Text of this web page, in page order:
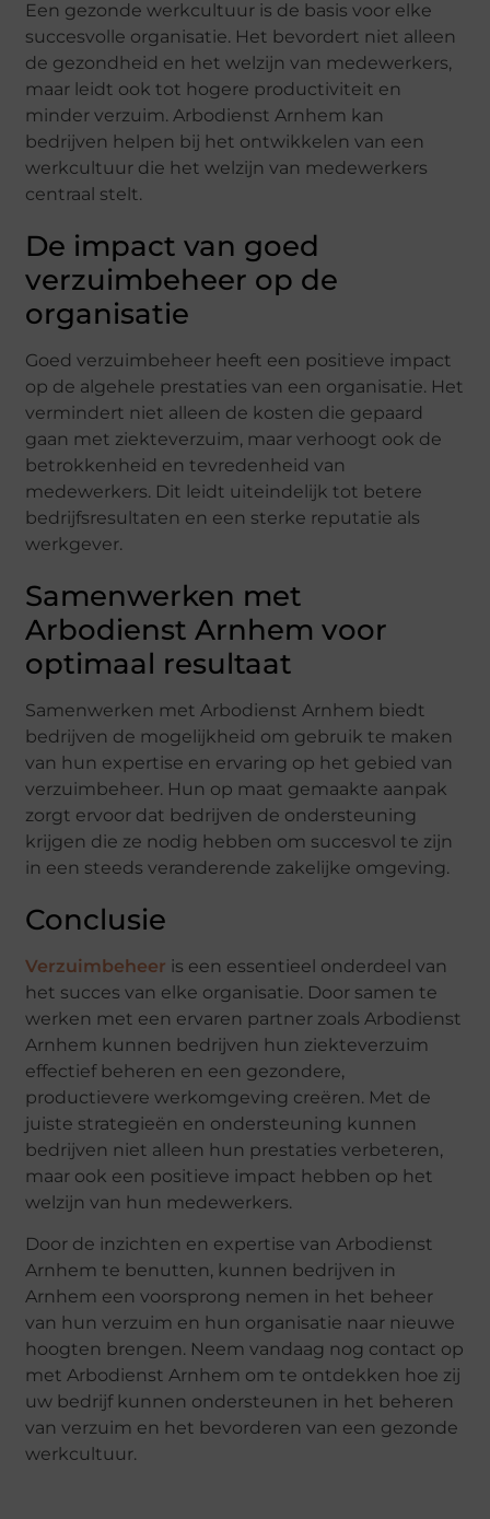
Een gezonde werkcultuur is de basis voor elke
succesvolle organisatie. Het bevordert niet alleen
de gezondheid en het welzijn van medewerkers,
maar leidt ook tot hogere productiviteit en
minder verzuim. Arbodienst Arnhem kan
bedrijven helpen bij het ontwikkelen van een
werkcultuur die het welzijn van medewerkers
centraal stelt.
De impact van goed
verzuimbeheer op de
organisatie
Goed verzuimbeheer heeft een positieve impact
op de algehele prestaties van een organisatie. Het
vermindert niet alleen de kosten die gepaard
gaan met ziekteverzuim, maar verhoogt ook de
betrokkenheid en tevredenheid van
medewerkers. Dit leidt uiteindelijk tot betere
bedrijfsresultaten en een sterke reputatie als
werkgever.
Samenwerken met
Arbodienst Arnhem voor
optimaal resultaat
Samenwerken met Arbodienst Arnhem biedt
bedrijven de mogelijkheid om gebruik te maken
van hun expertise en ervaring op het gebied van
verzuimbeheer. Hun op maat gemaakte aanpak
zorgt ervoor dat bedrijven de ondersteuning
krijgen die ze nodig hebben om succesvol te zijn
in een steeds veranderende zakelijke omgeving.
Conclusie
Verzuimbeheer is een essentieel onderdeel van
het succes van elke organisatie. Door samen te
werken met een ervaren partner zoals Arbodienst
Arnhem kunnen bedrijven hun ziekteverzuim
effectief beheren en een gezondere,
productievere werkomgeving creëren. Met de
juiste strategieën en ondersteuning kunnen
bedrijven niet alleen hun prestaties verbeteren,
maar ook een positieve impact hebben op het
welzijn van hun medewerkers.
Door de inzichten en expertise van Arbodienst
Arnhem te benutten, kunnen bedrijven in
Arnhem een voorsprong nemen in het beheer
van hun verzuim en hun organisatie naar nieuwe
hoogten brengen. Neem vandaag nog contact op
met Arbodienst Arnhem om te ontdekken hoe zij
uw bedrijf kunnen ondersteunen in het beheren
van verzuim en het bevorderen van een gezonde
werkcultuur.